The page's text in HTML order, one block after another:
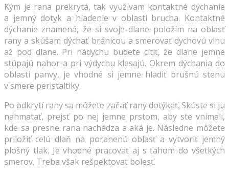
Kým je rana prekrytá, tak využívam kontaktné dýchanie
a jemný dotyk a hladenie v oblasti brucha. Kontaktné
dýchanie znamená, že si svoje dlane položím na oblasť
rany a skúšam dýchať bránicou a smerovať dychovú vlnu
až pod dlane. Pri nádychu budete cítiť, že dlane jemne
stúpajú nahor a pri výdychu klesajú. Okrem dýchania do
oblasti panvy, je vhodné si jemne hladiť brušnú stenu
v smere peristaltiky.
Po odkrytí rany sa môžete začať rany dotýkať. Skúste si ju
nahmatať, prejsť po nej jemne prstom, aby ste vnímali,
kde sa presne rana nachádza a aká je. Následne môžete
priložiť celú dlaň na poranenú oblasť a vytvoriť jemný
plošný tlak. Je vhodné pracovať aj s ťahom do všetkých
smerov. Treba však rešpektovať bolesť.